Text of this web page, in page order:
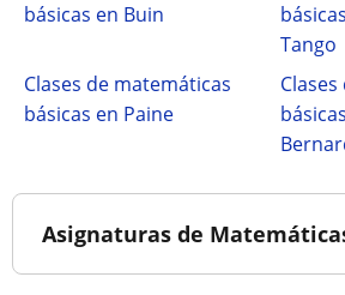
básicas en Buin
Tango
Clases de matemáticas
básicas en Paine
Asignaturas de